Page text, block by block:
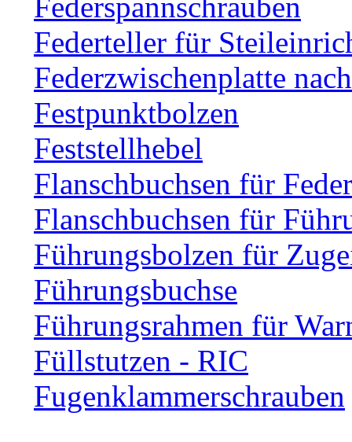
Federteller für
Federzwischenplatte
Festpunktbolzen
Feststellhebel
Flanschbuchsen für
Flanschbuchsen für
Führungsbolzen für
Führungsbuchse
Führungsrahmen für
Füllstutzen - RIC
Fugenklammerschrauben